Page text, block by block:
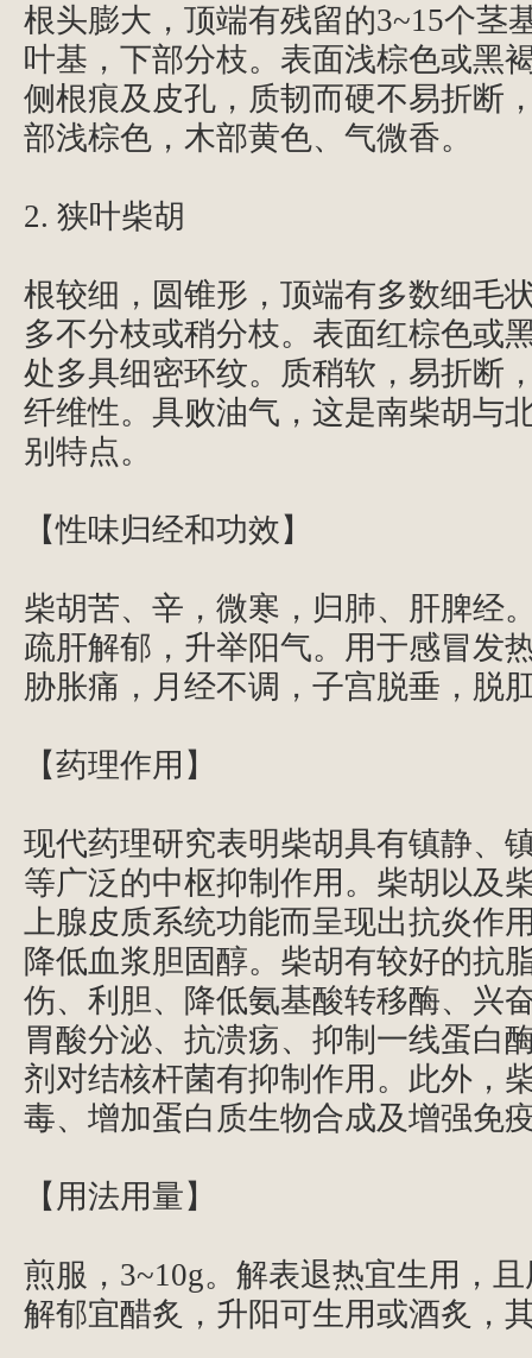
根头膨大，顶端有残留的3~15个茎
叶基，下部分枝。表面浅棕色或黑
侧根痕及皮孔，质韧而硬不易折断
部浅棕色，木部黄色、气微香。
2. 狭叶柴胡
根较细，圆锥形，顶端有多数细毛
多不分枝或稍分枝。表面红棕色或
处多具细密环纹。质稍软，易折断
纤维性。具败油气，这是南柴胡与
别特点。
【性味归经和功效】
柴胡苦、辛，微寒，归肺、肝脾经
疏肝解郁，升举阳气。用于感冒发
胁胀痛，月经不调，子宫脱垂，脱
【药理作用】
现代药理研究表明柴胡具有镇静、
等广泛的中枢抑制作用。柴胡以及
上腺皮质系统功能而呈现出抗炎作
降低血浆胆固醇。柴胡有较好的抗
伤、利胆、降低氨基酸转移酶、兴
胃酸分泌、抗溃疡、抑制一线蛋白
剂对结核杆菌有抑制作用。此外，
毒、增加蛋白质生物合成及增强免
【用法用量】
煎服，3~10g。解表退热宜生用，
解郁宜醋炙，升阳可生用或酒炙，